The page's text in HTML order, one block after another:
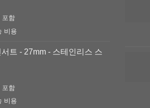
포함
비용
트 - 27mm - 스테인리스 스
포함
비용